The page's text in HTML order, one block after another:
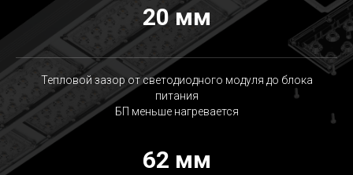
20 мм
Тепловой зазор от светодиодного модуля до блока
питания
БП меньше нагревается
62 мм